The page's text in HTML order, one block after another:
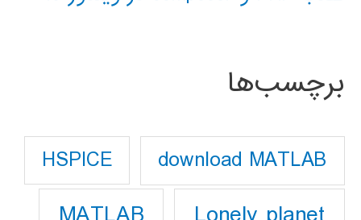
برچسب‌ها
download MATLAB
HSPICE